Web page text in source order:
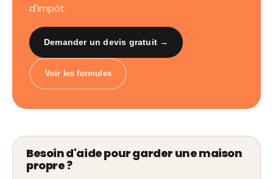
d'impôt.
Demander un devis gratuit →
Voir les formules
Besoin d'aide pour garder une maison
propre ?